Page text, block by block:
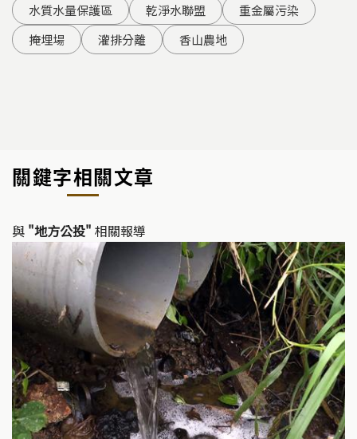
水質水量保護區
乾淨水聯盟
重金屬污染
掩埋場
灌排分離 香山農地
關鍵字相關文章
與 "地方公投" 相關報導